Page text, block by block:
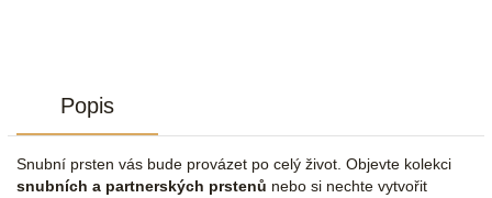
Popis
Snubní prsten vás bude provázet po celý život. Objevte kolekci
snubních a partnerských prstenů nebo si nechte vytvořit